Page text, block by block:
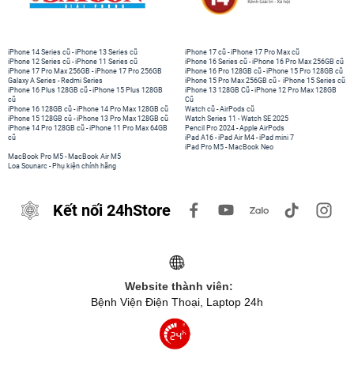
iPhone 14 Series cũ -iPhone 13 Series cũ
iPhone 12 Series cũ -iPhone 11 Series cũ
iPhone 17 Pro Max 256GB -iPhone 17 Pro 256GB
Galaxy A Series - Redmi Series
iPhone 17 cũ -iPhone 17 Pro Max cũ
iPhone 16 Series cũ - iPhone 16 Pro Max 256GB cũ
iPhone 16 Pro 128GB cũ -iPhone 15 Pro 128GB cũ
iPhone 15 Pro Max 256GB cũ - iPhone 15 Series cũ
iPhone 16 Plus 128GB cũ -iPhone 15 Plus 128GB
cũ
iPhone 16 128GB cũ -iPhone 14 Pro Max 128GB cũ
iPhone 15 128GB cũ -iPhone 13 Pro Max 128GB cũ
iPhone 14 Pro 128GB cũ -iPhone 11 Pro Max 64GB
cũ
iPhone 13 128GB Cũ -iPhone 12 Pro Max 128GB
Cũ
Watch cũ -AirPods cũ
Watch Series 11 -Watch SE 2025
Pencil Pro 2024 -Apple AirPods
iPad A16 -iPad Air M4 -iPad mini 7
iPad Pro M5 - MacBook Neo
MacBook Pro M5 - MacBook Air M5
Loa Sounarc - Phụ kiện chính hãng
Kết nối 24hStore
Website thành viên:
Bệnh Viện Điện Thoại, Laptop 24h